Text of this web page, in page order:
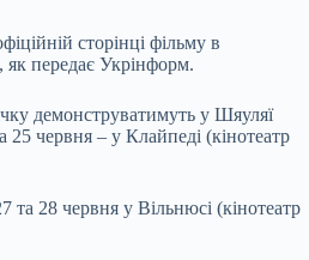
сторінці фільму в
як передає Укрінформ.
демонструватимуть у Шяуляї
25 червня – у Клайпеді (кінотеатр
та 28 червня у Вільнюсі (кінотеатр